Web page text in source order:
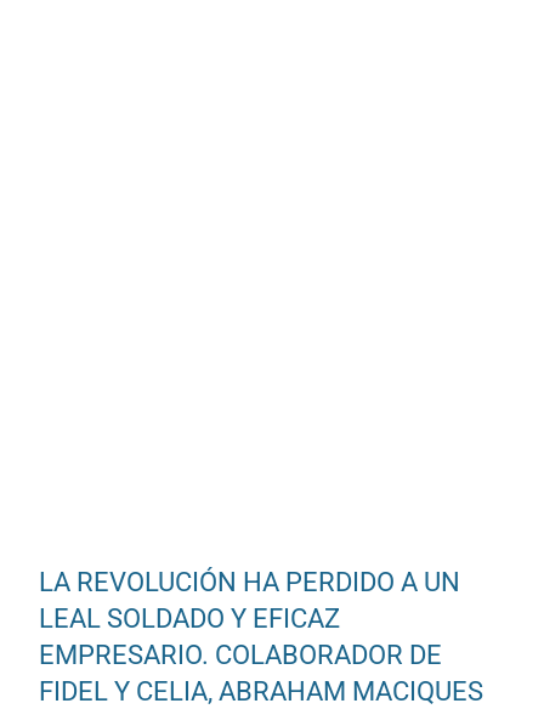
LA REVOLUCIÓN HA PERDIDO A UN
LEAL SOLDADO Y EFICAZ
EMPRESARIO. COLABORADOR DE
FIDEL Y CELIA, ABRAHAM MACIQUES